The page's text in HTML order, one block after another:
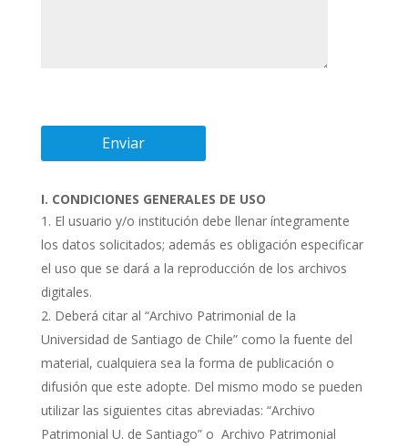
I. CONDICIONES GENERALES DE USO
El usuario y/o institución debe llenar íntegramente
los datos solicitados; además es obligación especificar
el uso que se dará a la reproducción de los archivos
digitales.
Deberá citar al “Archivo Patrimonial de la
Universidad de Santiago de Chile” como la fuente del
material, cualquiera sea la forma de publicación o
difusión que este adopte. Del mismo modo se pueden
utilizar las siguientes citas abreviadas: “Archivo
Patrimonial U. de Santiago” o Archivo Patrimonial